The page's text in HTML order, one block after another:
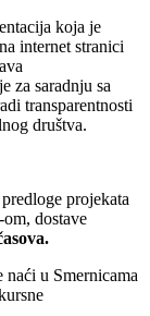
koja je
internet stranici
za saradnju sa
transparentnosti
društva.
projekata
dostave
u Smernicama